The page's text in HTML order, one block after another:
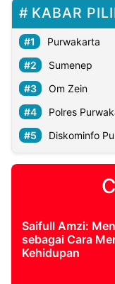
KABAR
Purwakarta
Sumenep
Om Zein
Polres
Diskominfo
Saifull Amzi:
sebagai Cara
Kehidupan